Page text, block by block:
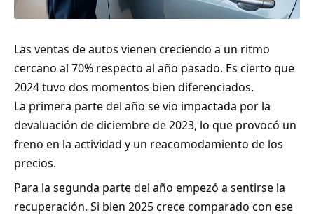
Las ventas de autos vienen creciendo a un ritmo
cercano al 70% respecto al año pasado. Es cierto que
2024 tuvo dos momentos bien diferenciados.
La primera parte del año se vio impactada por la
devaluación de diciembre de 2023, lo que provocó un
freno en la actividad y un reacomodamiento de los
precios.
Para la segunda parte del año empezó a sentirse la
recuperación. Si bien 2025 crece comparado con ese